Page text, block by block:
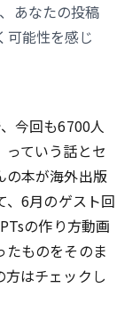
あなたの投稿
可能性を感じ
今回も6700人
ていう話とセ
の本が海外出版
、6月のゲスト回
の作り方動画
たものをそのま
方はチェックし